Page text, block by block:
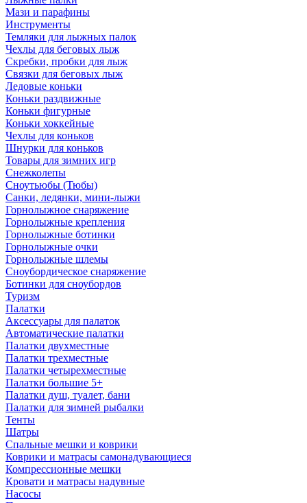
Мази и парафины
Инструменты
Темляки для лыжных палок
Чехлы для беговых лыж
Скребки, пробки для лыж
Связки для беговых лыж
Ледовые коньки
Коньки раздвижные
Коньки фигурные
Коньки хоккейные
Чехлы для коньков
Шнурки для коньков
Товары для зимних игр
Снежколепы
Сноутьюбы (Тюбы)
Санки, ледянки, мини-лыжи
Горнолыжное снаряжение
Горнолыжные крепления
Горнолыжные ботинки
Горнолыжные очки
Горнолыжные шлемы
Сноубордическое снаряжение
Ботинки для сноубордов
Туризм
Палатки
Аксессуары для палаток
Автоматические палатки
Палатки двухместные
Палатки трехместные
Палатки четырехместные
Палатки большие 5+
Палатки душ, туалет, бани
Палатки для зимней рыбалки
Тенты
Шатры
Спальные мешки и коврики
Коврики и матрасы самонадувающиеся
Компрессионные мешки
Кровати и матрасы надувные
Насосы